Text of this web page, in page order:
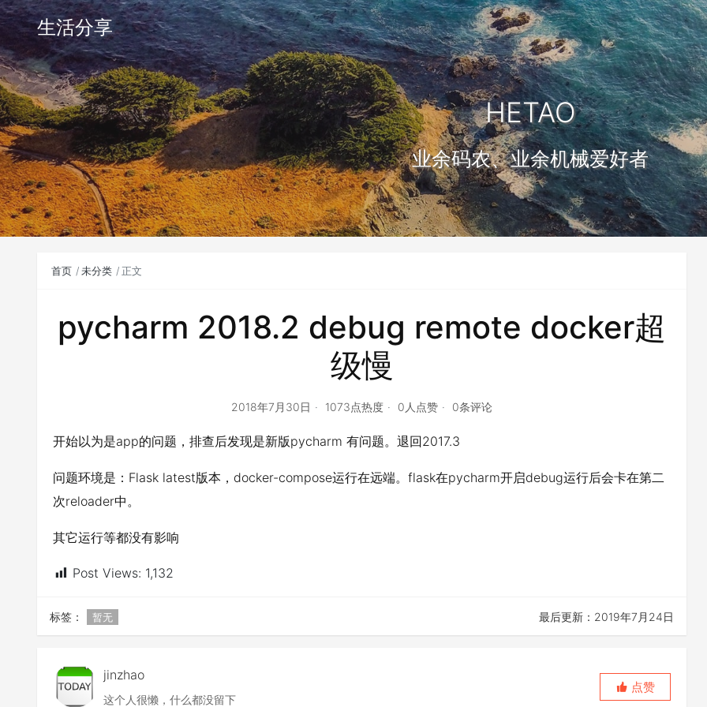
生活分享
HETAO
业余码农、业余机械爱好者
首页 未分类 正文
pycharm 2018.2 debug remote docker超
级慢
2018年7月30日 1073点热度 0人点赞 0条评论
开始以为是app的问题，排查后发现是新版pycharm 有问题。退回2017.3
问题环境是：Flask latest版本，docker-compose运行在远端。flask在pycharm开启debug运行后会卡在第二
次reloader中。
其它运行等都没有影响
Post Views: 1,132
标签： 暂无 最后更新：2019年7月24日
jinzhao
这个人很懒，什么都没留下
点赞